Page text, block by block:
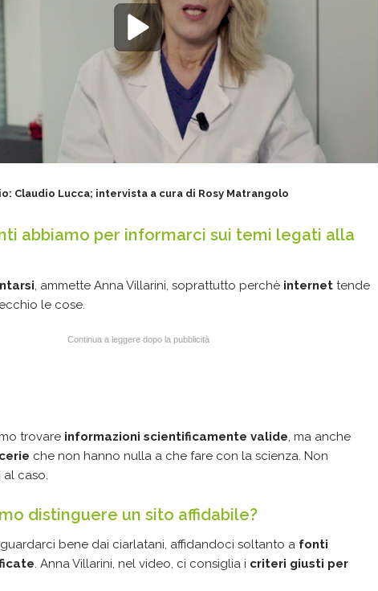
Claudio Lucca; intervista a cura di Rosy Matrangolo
abbiamo per informarci sui temi legati alla
, ammette Anna Villarini, soprattutto perchè internet tende
le cose.
Continua a leggere dopo la pubblicità
trovare informazioni scientificamente valide , ma anche
che non hanno nulla a che fare con la scienza. Non
caso.
distinguere un sito affidabile?
bene dai ciarlatani, affidandoci soltanto a fonti
. Anna Villarini, nel video, ci consiglia i criteri giusti per